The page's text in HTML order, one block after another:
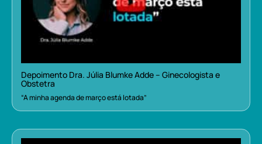
Depoimento Dra. Júlia Blumke Adde – Ginecologista e
Obstetra
“A minha agenda de março está lotada”